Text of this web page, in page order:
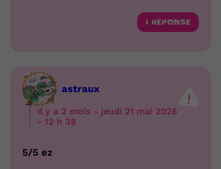
1 RÉPONSE
astraux
il y a 2 mois - jeudi 21 mai 2026
- 12 h 38
5/5 ez